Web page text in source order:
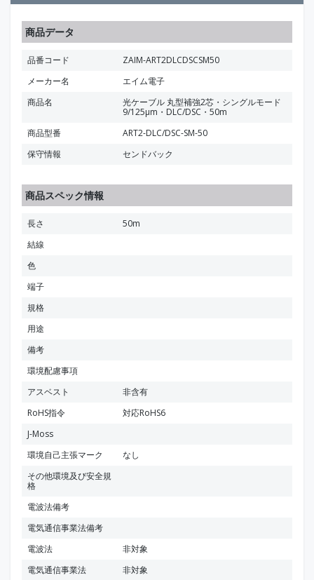
商品データ
品番コード
ZAIM-ART2DLCDSCSM50
メーカー名
エイム電子
商品名
光ケーブル 丸型補強2芯・シングルモード
9/125μm・DLC/DSC・50m
商品型番
ART2-DLC/DSC-SM-50
保守情報
センドバック
商品スペック情報
長さ
50m
結線
色
端子
規格
用途
備考
環境配慮事項
アスベスト
非含有
RoHS指令
対応RoHS6
J-Moss
環境自己主張マーク
なし
その他環境及び安全規
格
電波法備考
電気通信事業法備考
電波法
非対象
電気通信事業法
非対象